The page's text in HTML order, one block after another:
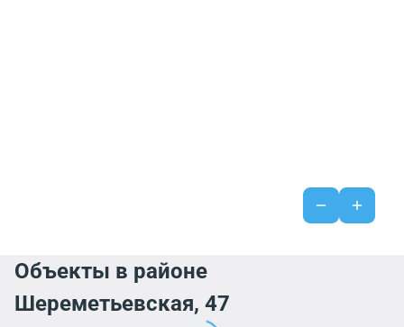
Объекты в районе
Шереметьевская, 47